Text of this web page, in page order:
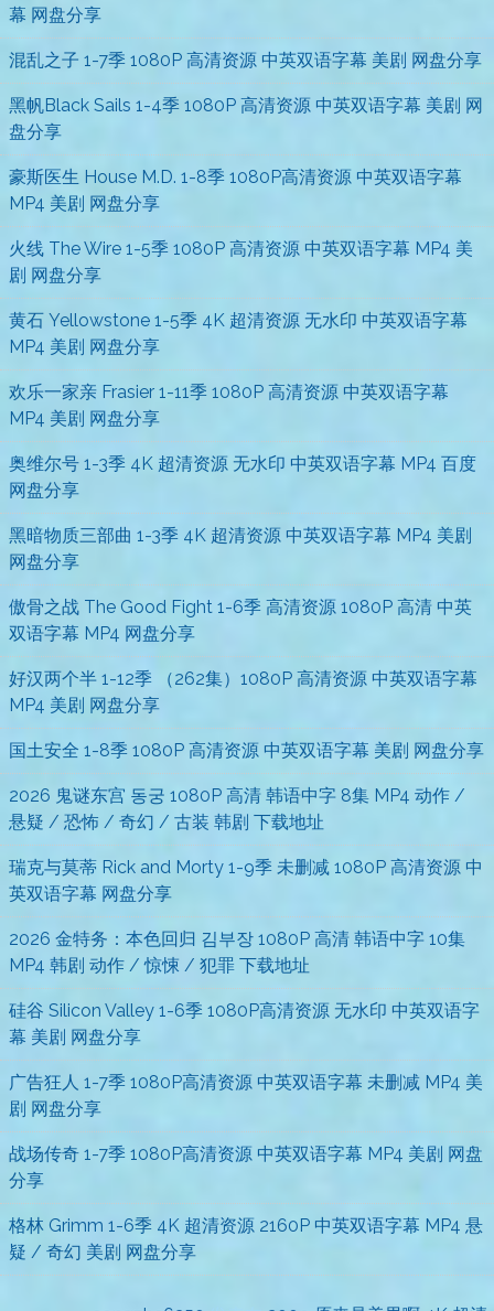
幕 网盘分享
混乱之子 1-7季 1080P 高清资源 中英双语字幕 美剧 网盘分享
黑帆Black Sails 1-4季 1080P 高清资源 中英双语字幕 美剧 网
盘分享
豪斯医生 House M.D. 1-8季 1080P高清资源 中英双语字幕
MP4 美剧 网盘分享
火线 The Wire 1-5季 1080P 高清资源 中英双语字幕 MP4 美
剧 网盘分享
黄石 Yellowstone 1-5季 4K 超清资源 无水印 中英双语字幕
MP4 美剧 网盘分享
欢乐一家亲 Frasier 1-11季 1080P 高清资源 中英双语字幕
MP4 美剧 网盘分享
奥维尔号 1-3季 4K 超清资源 无水印 中英双语字幕 MP4 百度
网盘分享
黑暗物质三部曲 1-3季 4K 超清资源 中英双语字幕 MP4 美剧
网盘分享
傲骨之战 The Good Fight 1-6季 高清资源 1080P 高清 中英
双语字幕 MP4 网盘分享
好汉两个半 1-12季 （262集）1080P 高清资源 中英双语字幕
MP4 美剧 网盘分享
国土安全 1-8季 1080P 高清资源 中英双语字幕 美剧 网盘分享
2026 鬼谜东宫 동궁 1080P 高清 韩语中字 8集 MP4 动作 /
悬疑 / 恐怖 / 奇幻 / 古装 韩剧 下载地址
瑞克与莫蒂 Rick and Morty 1-9季 未删减 1080P 高清资源 中
英双语字幕 网盘分享
2026 金特务：本色回归 김부장 1080P 高清 韩语中字 10集
MP4 韩剧 动作 / 惊悚 / 犯罪 下载地址
硅谷 Silicon Valley 1-6季 1080P高清资源 无水印 中英双语字
幕 美剧 网盘分享
广告狂人 1-7季 1080P高清资源 中英双语字幕 未删减 MP4 美
剧 网盘分享
战场传奇 1-7季 1080P高清资源 中英双语字幕 MP4 美剧 网盘
分享
格林 Grimm 1-6季 4K 超清资源 2160P 中英双语字幕 MP4 悬
疑 / 奇幻 美剧 网盘分享